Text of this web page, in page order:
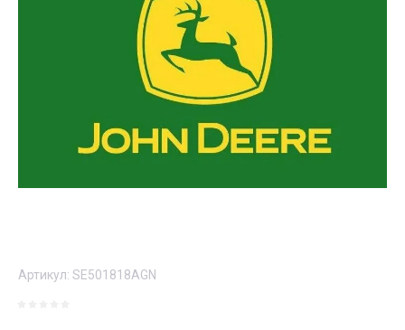
Артикул: SE501818AGN